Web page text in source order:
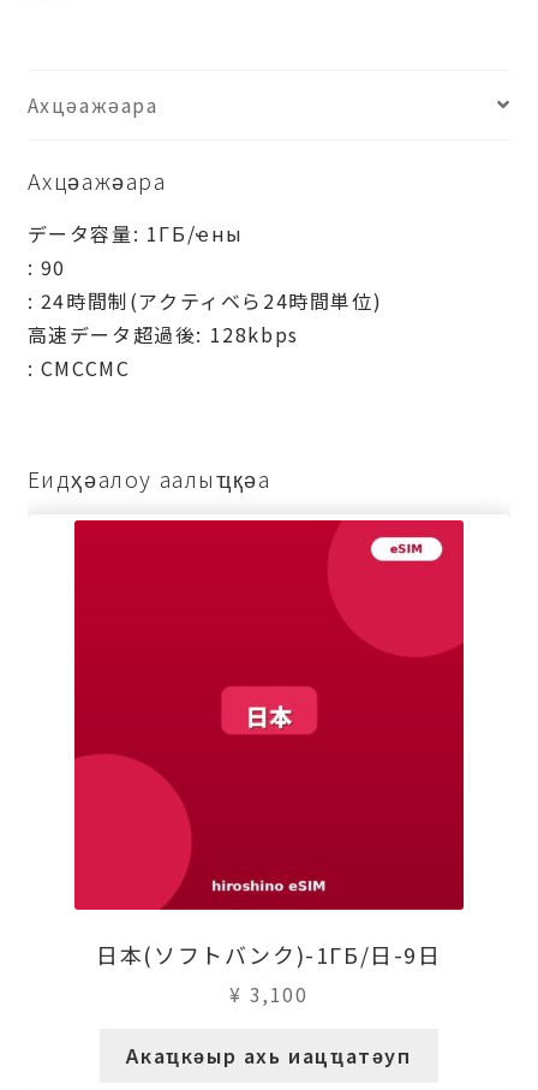
Ахцәажәара
Ахцәажәара
データ容量: 1ГБ/ҽны
: 90
: 24時間制(アクティベら24時間単位)
高速データ超過後: 128kbps
: СМССМС
Еидҳәалоу аалыҵқәа
日本(ソフトバンク)-1ГБ/日-9日
¥ 3,100
Акаҵкәыр ахь иацҵатәуп